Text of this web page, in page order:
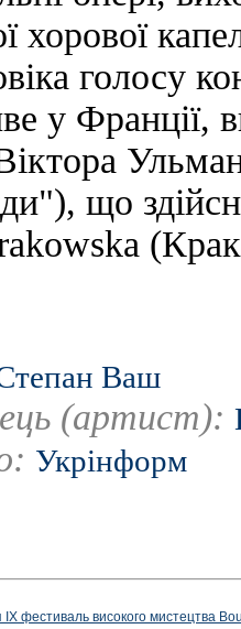
хорової
голосу
у Франції,
що
Ваш
(артист):
Укрінформ
IX фестиваль високого мистецтва